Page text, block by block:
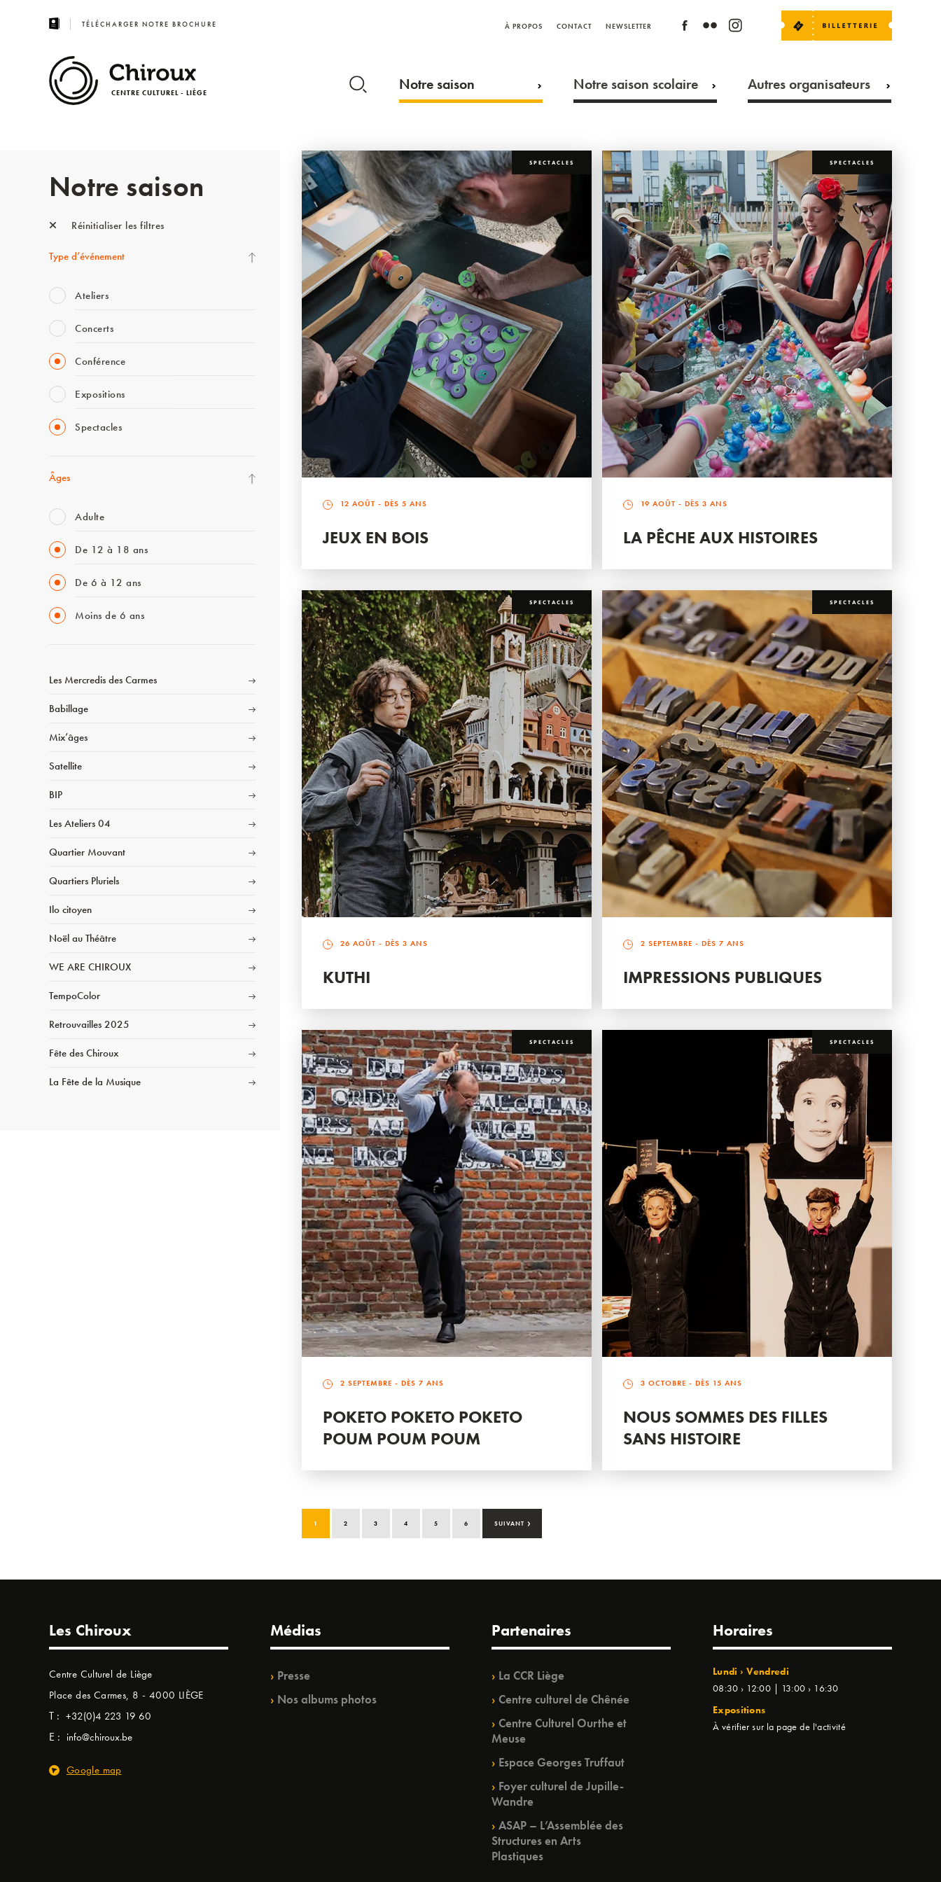
TÉLÉCHARGER NOTRE BROCHURE À PROPOS CONTACT NEWSLETTER
CENTRE CULTUREL - LIÈGE Notre saison Notre saison scolaire Autres organisateurs
Notre saison
Réinitialiser les filtres
Type d’événement
Ateliers
Concerts
Conférence
Expositions
Spectacles
Âges
Adulte
De 12 à 18 ans
De 6 à 12 ans
Moins de 6 ans
Les Mercredis des Carmes
Babillage
Mix’âges
Satellite
BIP
Les Ateliers 04
Quartier Mouvant
Quartiers Pluriels
Ilo citoyen
Noël au Théâtre
WE ARE CHIROUX
TempoColor
Retrouvailles 2025
Fête des Chiroux
La Fête de la Musique
SPECTACLES
12 AOÛT - DÈS 5 ANS
JEUX EN BOIS
SPECTACLES
19 AOÛT - DÈS 3 ANS
LA PÊCHE AUX HISTOIRES
SPECTACLES
26 AOÛT - DÈS 3 ANS
KUTHI
SPECTACLES
2 SEPTEMBRE - DÈS 7 ANS
IMPRESSIONS PUBLIQUES
SPECTACLES
2 SEPTEMBRE - DÈS 7 ANS
POKETO POKETO POKETO
POUM POUM POUM
SPECTACLES
3 OCTOBRE - DÈS 15 ANS
NOUS SOMMES DES FILLES
SANS HISTOIRE
1 2 3 4 5 6 SUIVANT ›
Les Chiroux
Centre Culturel de Liège
Place des Carmes, 8 - 4000 LIÈGE
T : +32(0)4 223 19 60
E : info@chiroux.be
Google map
Médias
Presse
Nos albums photos
Partenaires
La CCR Liège
Centre culturel de Chênée
Centre Culturel Ourthe et
Meuse
Espace Georges Truffaut
Foyer culturel de Jupille-
Wandre
ASAP – L’Assemblée des
Structures en Arts
Plastiques
Horaires
Lundi › Vendredi
08:30 › 12:00 | 13:00 › 16:30
Expositions
À vérifier sur la page de l'activité